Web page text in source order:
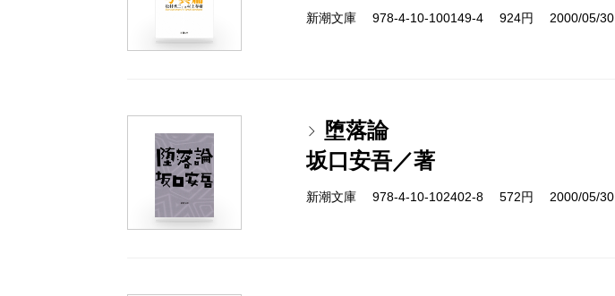
新潮文庫 978-4-10-100149-4 924円 2000/05/30
堕落論
坂口安吾／著
新潮文庫 978-4-10-102402-8 572円 2000/05/30